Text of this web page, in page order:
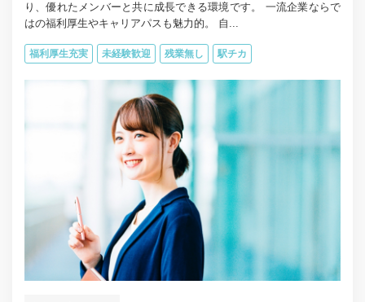
り、優れたメンバーと共に成長できる環境です。 一流企業ならで
はの福利厚生やキャリアパスも魅力的。 自...
福利厚生充実 未経験歓迎 残業無し 駅チカ